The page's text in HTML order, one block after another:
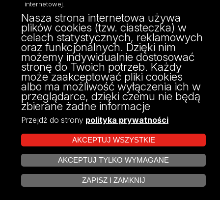
ul. Narutowicza 68, 90-136 Łódź
NIP: 724 000 32 43
Adres do doręczeń elektronicznych (ADE):
AE:PL-74796-17640-IHHIV-17
KONTAKT
Projekt Multiportalu UŁ współfinansowany z funduszy Unii Europejskiej w
ramach konkursu NCBR
internetowej.
Nasza strona internetowa używa
plików cookies (tzw. ciasteczka) w
celach statystycznych, reklamowych
oraz funkcjonalnych. Dzięki nim
możemy indywidualnie dostosować
stronę do Twoich potrzeb. Każdy
może zaakceptować pliki cookies
albo ma możliwość wyłączenia ich w
przeglądarce, dzięki czemu nie będą
zbierane żadne informacje
Przejdź do strony polityka prywatności
AKCEPTUJ WSZYSTKIE
AKCEPTUJ TYLKO WYMAGANE
ZAPISZ I ZAMKNIJ
ZARZĄDZAJ COOKIES